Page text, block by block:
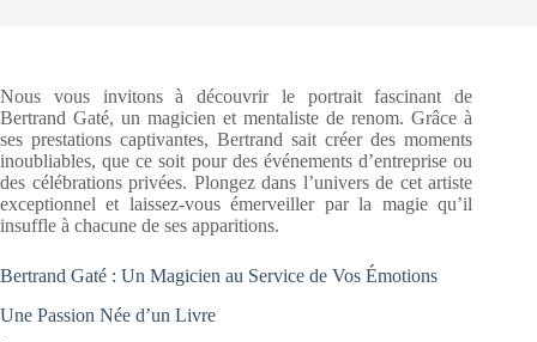
Nous vous invitons à découvrir le portrait fascinant de
Bertrand Gaté, un magicien et mentaliste de renom. Grâce à
ses prestations captivantes, Bertrand sait créer des moments
inoubliables, que ce soit pour des événements d’entreprise ou
des célébrations privées. Plongez dans l’univers de cet artiste
exceptionnel et laissez-vous émerveiller par la magie qu’il
insuffle à chacune de ses apparitions.
Bertrand Gaté : Un Magicien au Service de Vos Émotions
Une Passion Née d’un Livre